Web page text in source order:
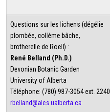
Questions sur les lichens (dégélie
plombée, collème bâche,
brotherelle de Roell) :
René Belland (Ph.D.)
Devonian Botanic Garden
University of Alberta
Téléphone: (780) 987-3054 ext. 2240
rbelland@ales.ualberta.ca